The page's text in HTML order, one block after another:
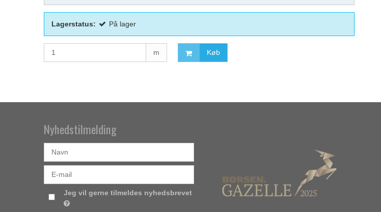
Lagerstatus: På lager
m Køb
Nyhedstilmelding
Jeg vil gerne tilmeldes nyhedsbrevet